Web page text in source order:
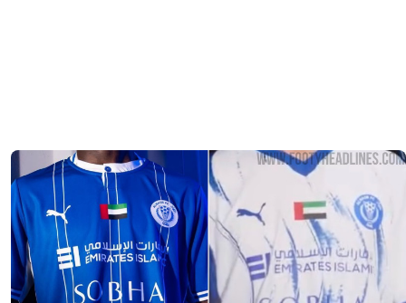
Al Nasr SC: Trikot und Auswärtstrikot 26/27
vorgestellt
2 0 202 6 Std.